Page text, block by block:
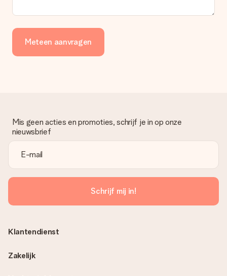
Meteen aanvragen
Mis geen acties en promoties, schrijf je in op onze
nieuwsbrief
Schrijf mij in!
Klantendienst
Zakelijk